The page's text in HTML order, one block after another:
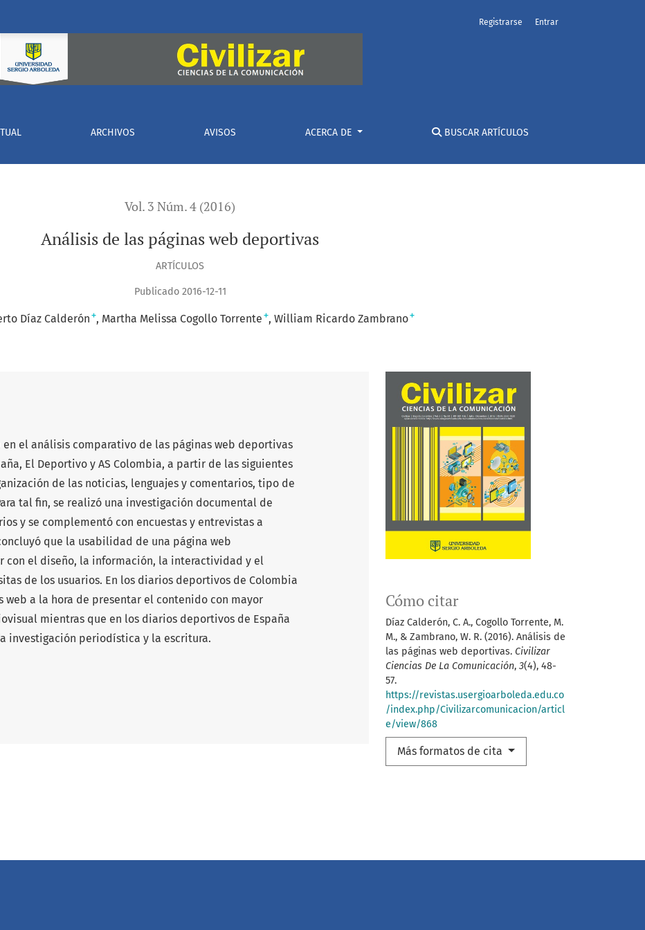
ARCHIVOS AVISOS ACERCA DE BUSCAR ARTÍCULOS
Registrarse Entrar
Vol. 3 Núm. 4 (2016)
Análisis de las páginas web deportivas
ARTÍCULOS
Publicado 2016-12-11
Díaz Calderón + Martha Melissa Cogollo Torrente + William Ricardo Zambrano+
Cómo citar
Díaz Calderón, C. A., Cogollo Torrente, M.
M., & Zambrano, W. R. (2016). Análisis de
las páginas web deportivas. Civilizar
Ciencias De La Comunicación, 3(4), 48-
57.
https://revistas.usergioarboleda.edu.co
/index.php/Civilizarcomunicacion/articl
e/view/868
Más formatos de cita
el análisis comparativo de las páginas web deportivas
El Deportivo y AS Colombia, a partir de las siguientes
de las noticias, lenguajes y comentarios, tipo de
tal fin, se realizó una investigación documental de
y se complementó con encuestas y entrevistas a
que la usabilidad de una página web
con el diseño, la información, la interactividad y el
de los usuarios. En los diarios deportivos de Colombia
web a la hora de presentar el contenido con mayor
mientras que en los diarios deportivos de España
investigación periodística y la escritura.